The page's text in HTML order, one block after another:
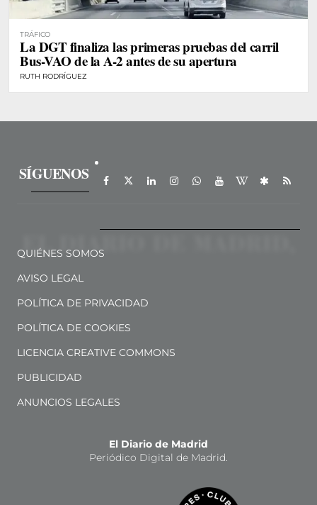
TRÁFICO
La DGT finaliza las primeras pruebas del carril
Bus-VAO de la A-2 antes de su apertura
RUTH RODRÍGUEZ
SÍGUENOS
QUIÉNES SOMOS
AVISO LEGAL
POLÍTICA DE PRIVACIDAD
POLÍTICA DE COOKIES
LICENCIA CREATIVE COMMONS
PUBLICIDAD
ANUNCIOS LEGALES
El Diario de Madrid
Periódico Digital de Madrid.